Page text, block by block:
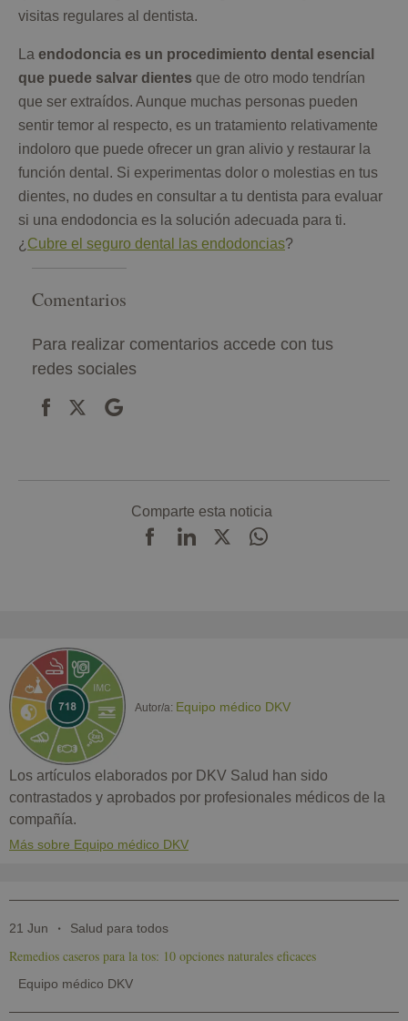
visitas regulares al dentista.
La endodoncia es un procedimiento dental esencial
que puede salvar dientes que de otro modo tendrían
que ser extraídos. Aunque muchas personas pueden
sentir temor al respecto, es un tratamiento relativamente
indoloro que puede ofrecer un gran alivio y restaurar la
función dental. Si experimentas dolor o molestias en tus
dientes, no dudes en consultar a tu dentista para evaluar
si una endodoncia es la solución adecuada para ti.
¿ Cubre el seguro dental las endodoncias?
Comentarios
Para realizar comentarios accede con tus
redes sociales
Comparte esta noticia
Autor/a: Equipo médico DKV
Los artículos elaborados por DKV Salud han sido
contrastados y aprobados por profesionales médicos de la
compañía.
Más sobre Equipo médico DKV
21 Jun Salud para todos
Remedios caseros para la tos: 10 opciones naturales eficaces
Equipo médico DKV